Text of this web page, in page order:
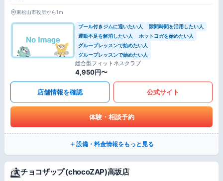
東松山市役所から1m
プール付きジムに通いたい人
隙間時間を活用したい人
運動不足を解消したい人
ホットヨガを始めたい人
グループレッスンで始めたい人
グループレッスンで始めたい人
総合型フィットネスクラブ
4,950円〜
店舗情報を確認 公式サイト
体験・相談予約
設備・料金情報をもっと見る
チョコザップ (chocoZAP)高坂店